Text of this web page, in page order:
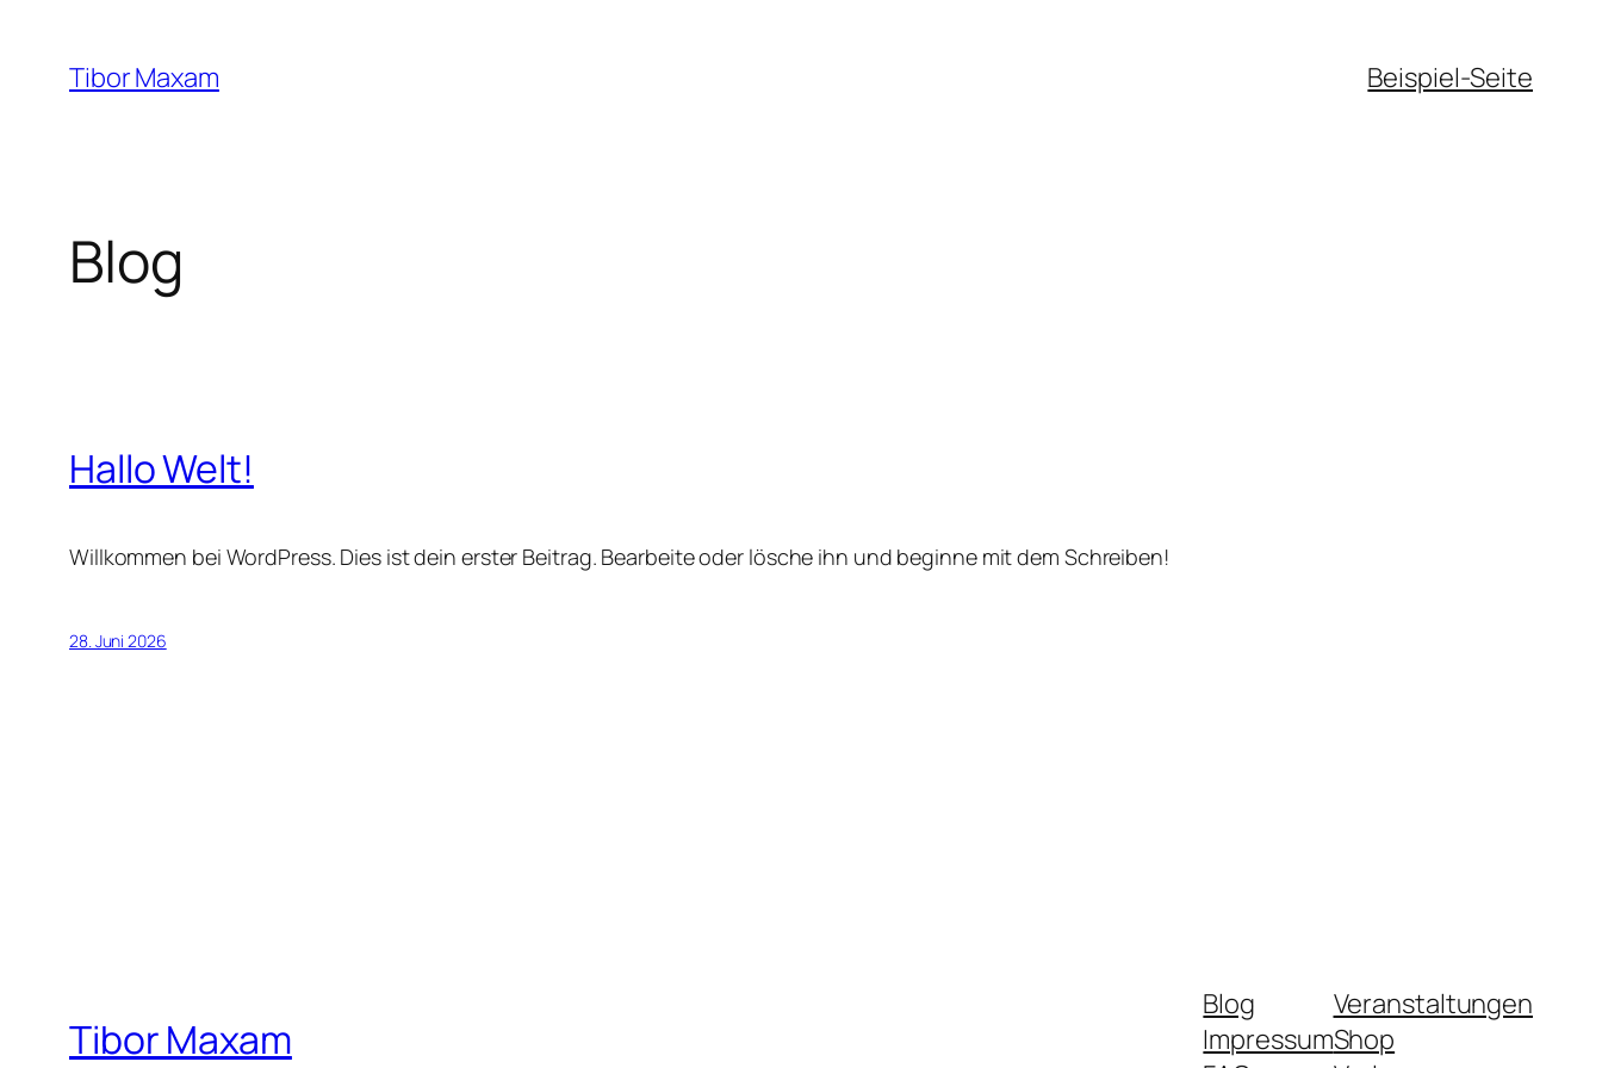
Inhalt
springen
Tibor Maxam Beispiel-Seite
Blog
Hallo Welt!
Willkommen bei WordPress. Dies ist dein erster Beitrag. Bearbeite oder lösche ihn und beginne mit dem Schreiben!
28. Juni 2026
Tibor Maxam
Blog
Impressum
Veranstaltungen
Shop